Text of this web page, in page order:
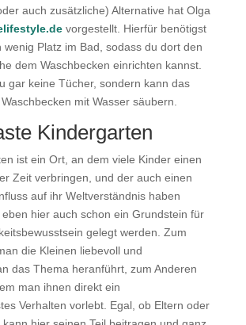
auch zusätzliche) Alternative hat Olga
vorgestellt. Hierfür benötigst
wenig Platz im Bad, sodass du dort den
dem Waschbecken einrichten kannst.
gar keine Tücher, sondern kann das
mit Wasser säubern.
Kindergarten
ist ein Ort, an dem viele Kinder einen
Zeit verbringen, und der auch einen
auf ihr Weltverständnis haben
hier auch schon ein Grundstein für
gelegt werden. Zum
die Kleinen liebevoll und
das Thema heranführt, zum Anderen
man ihnen direkt ein
Verhalten vorlebt. Egal, ob Eltern oder